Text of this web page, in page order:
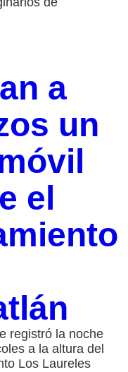
a
un
el
registró la noche
a la altura del
Los Laureles